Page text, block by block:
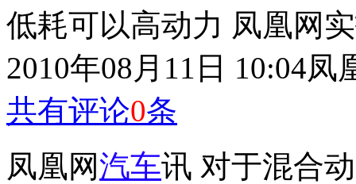
低耗可以高动力 凤凰网
2010年08月11日 10:04凤
共有评论0条
凤凰网汽车讯 对于混合